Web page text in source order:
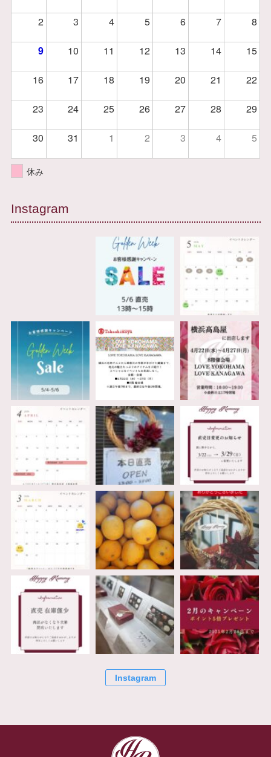
2 3 4 5 6 7 8
9 10 11 12 13 14 15
16 17 18 19 20 21 22
23 24 25 26 27 28 29
30 31 1 2 3 4 5
休み
Instagram
Instagram